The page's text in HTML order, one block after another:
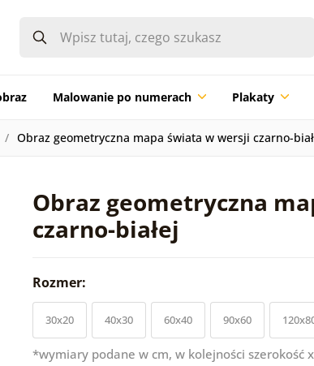
Malowanie po numerach Plakaty
Obraz geometryczna mapa świata w wersji czarno-
Obraz geometryczna
czarno-białej
Rozmer:
30x20 40x30 60x40 90x60
*wymiary podane w cm, w kolejności szerokość